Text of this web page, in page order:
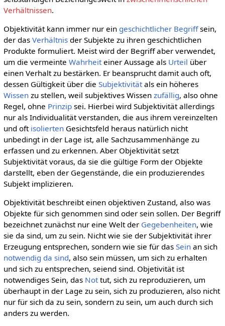
Verhältnissen.
Objektivität kann immer nur ein geschichtlicher Begriffsein,
der das Verhältnisder Subjekte zu ihren geschichtlichen
Produkte formuliert. Meist wird der Begriff aber verwendet,
um die vermeinte Wahrheiteiner Aussage als Urteil über
einen Verhalt zu bestärken. Er beansprucht damit auch oft,
dessen Gültigkeit über die Subjektivitätals ein höheres
Wissenzu stellen, weil subjektives Wissen zufällig, also ohne
Regel, ohne Prinzipsei. Hierbei wird Subjektivität allerdings
nur als Individualität verstanden, die aus ihrem vereinzelten
und oft isoliertenGesichtsfeld heraus natürlich nicht
unbedingt in der Lage ist, alle Sachzusammenhänge zu
erfassen und zu erkennen. Aber Objektivität setzt
Subjektivität voraus, da sie die gültige Form der Objekte
darstellt, eben der Gegenstände, die ein produzierendes
Subjekt implizieren.
Objektivität beschreibt einen objektiven Zustand, also was
Objekte für sich genommen sind oder sein sollen. Der Begriff
bezeichnet zunächst nur eine Welt der Gegebenheiten, wie
sie da sind, um zu sein. Nicht wie sie der Subjektivität ihrer
Erzeugung entsprechen, sondern wie sie für das Seinan sich
notwendig da sind, also sein müssen, um sich zu erhalten
und sich zu entsprechen, seiend sind. Objetivität ist
notwendiges Sein, das Nottut, sich zu reproduzieren, um
überhaupt in der Lage zu sein, sich zu produzieren, also nicht
nur für sich da zu sein, sondern zu sein, um auch durch sich
anders zu werden.